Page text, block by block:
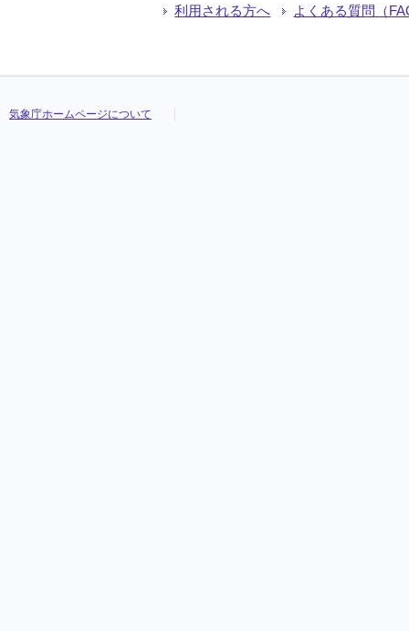
利用される方へ よくある質問（
気象庁ホームページについて